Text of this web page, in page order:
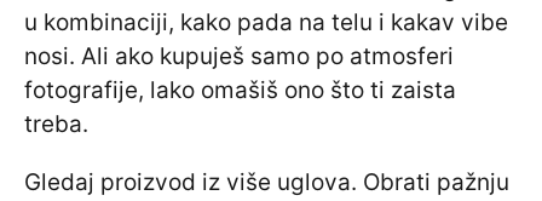
u kombinaciji, kako pada na telu i kakav vibe
nosi. Ali ako kupuješ samo po atmosferi
fotografije, lako omašiš ono što ti zaista
treba.
Gledaj proizvod iz više uglova. Obrati pažnju